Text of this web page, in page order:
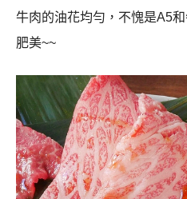
部、嚴選稀少部位，另外一個
肉，下面的那個拼盤是牛舌(
肉片